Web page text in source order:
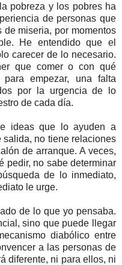
pobreza y los pobres ha
de personas que
miseria, por momentos
He entendido que el
carecer de lo necesario.
que comer o con qué
empezar, una falta
por la urgencia de lo
de cada día.
ideas que lo ayuden a
no tiene relaciones
de arranque. A veces,
pedir, no sabe determinar
de lo inmediato,
le urge.
de lo que yo pensaba.
sino que puede llegar
diabólico entre
a las personas de
diferente, ni para ellos, ni